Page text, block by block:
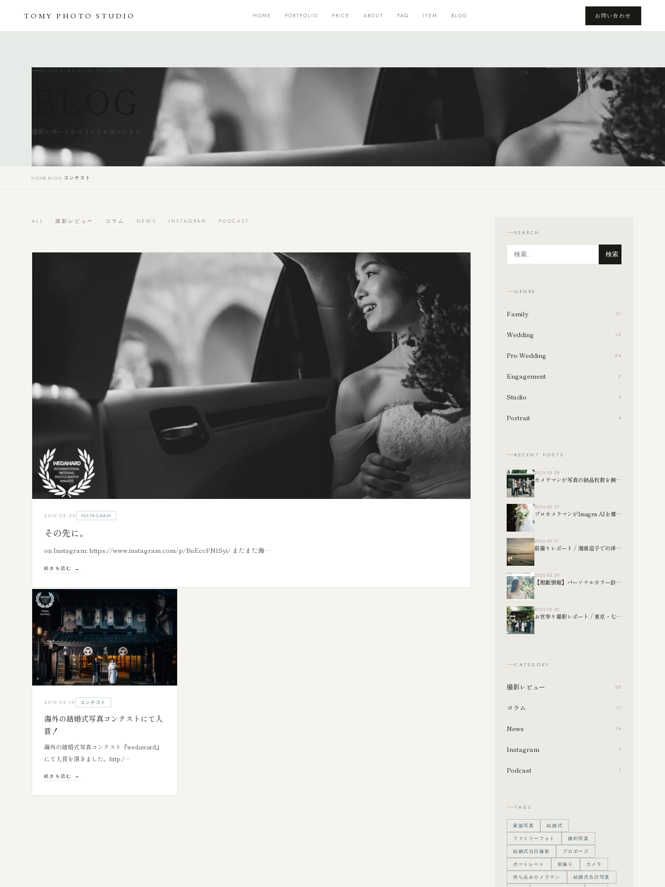
TOMY PHOTO STUDIO HOME PORTFOLIO PRICE ABOUT FAQ ITEM BLOG お問い合わせ
TOMY PHOTO STUDIO
撮影レポートやコラムをお届けします
HOME ›BLOG コンテスト
ALL 撮影レビュー コラム NEWS INSTAGRAM PODCAST
2019.02.20 INSTAGRAM
その先に。
on Instagram: https://www.instagram.com/p/BuEccFNlSyi/ またまた海…
続きを読む
2019.02.19 コンテスト
海外の結婚式写真コンテストにて入
賞！
海外の結婚式写真コンテスト『wedaward』
にて入賞を頂きました。http:/…
続きを読む
SEARCH
検索
GENRE
Family 31
Wedding 12
Pre-Wedding 24
Engagement 2
Studio 3
Portrait 6
RECENT POSTS
2026.05.28
カメラマンが写真の納品枚数を無制限にしている理由
2026.05.27
プロカメラマンがImagen AIを導入して変わったこと｜RAW現像の効率化について
2026.05.01
前撮りレポート / 湘南逗子での洋装前撮り撮影
2026.03.29
【掲載情報】パーソナルカラー診断おすすめナビ様
2026.03.20
お宮参り撮影レポート / 東京・七社神社
CATEGORY
撮影レビュー 50
コラム 11
News 16
Instagram 1
Podcast 1
TAGS
家族写真
結婚式
ファミリーフォト
婚約写真
結婚式当日撮影
プロポーズ
ポートレート
前撮り
カメラ
持ち込みカメラマン
結婚式当日写真